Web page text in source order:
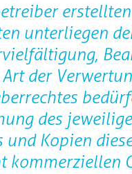
unterliegen
der
des
und Kopien
kommerziellen